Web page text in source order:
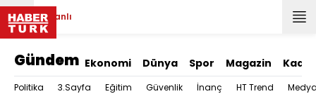
Canlı
Gündem Ekonomi Dünya Spor Magazin Kadın
Politika 3.Sayfa Eğitim Güvenlik İnanç HT Trend